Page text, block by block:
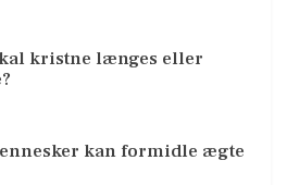
kristne længes eller
kan formidle ægte